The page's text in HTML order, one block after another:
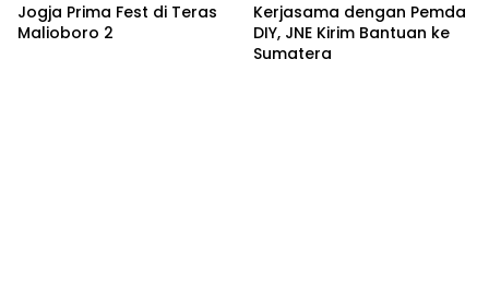
Jogja Prima Fest di Teras
Malioboro 2
Kerjasama dengan Pemda
DIY, JNE Kirim Bantuan ke
Sumatera